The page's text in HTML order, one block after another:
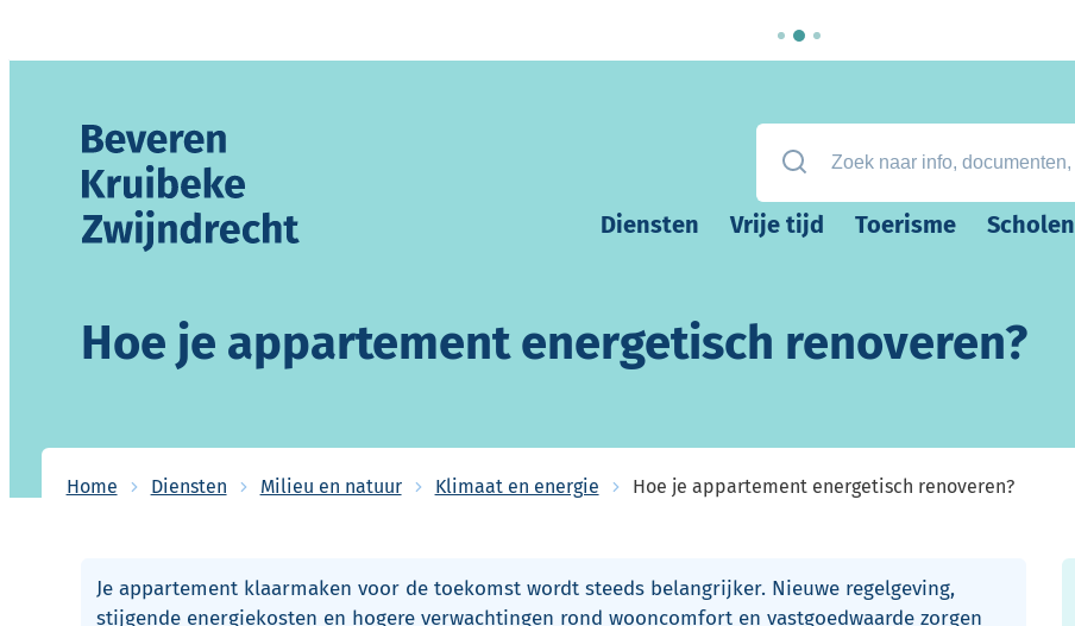
Gemeente Beveren-Kruibeke-Zwijndrecht
Diensten Vrije tijd Toerisme Scholen
Hoe je appartement energetisch renoveren?
Home Diensten Milieu en natuur Klimaat en energie Hoe je appartement energetisch renoveren?
Je appartement klaarmaken voor de toekomst wordt steeds belangrijker. Nieuwe regelgeving,
stijgende energiekosten en hogere verwachtingen rond wooncomfort en vastgoedwaarde zorgen